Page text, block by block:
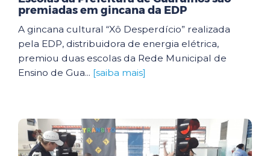
premiadas em gincana da EDP
A gincana cultural “Xô Desperdício” realizada
pela EDP, distribuidora de energia elétrica,
premiou duas escolas da Rede Municipal de
Ensino de Gua... [saiba mais]